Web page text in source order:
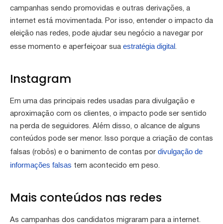
campanhas sendo promovidas e outras derivações, a
internet está movimentada. Por isso, entender o impacto da
eleição nas redes, pode ajudar seu negócio a navegar por
esse momento e aperfeiçoar sua estratégia digital.
Instagram
Em uma das principais redes usadas para divulgação e
aproximação com os clientes, o impacto pode ser sentido
na perda de seguidores. Além disso, o alcance de alguns
conteúdos pode ser menor. Isso porque a criação de contas
falsas (robôs) e o banimento de contas por divulgação de
informações falsas tem acontecido em peso.
Mais conteúdos nas redes
As campanhas dos candidatos migraram para a internet.